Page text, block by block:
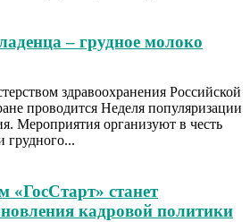
– грудное молоко
здравоохранения Российской
проводится Неделя популяризации
Мероприятия организуют в честь
грудного...
станет
кадровой политики